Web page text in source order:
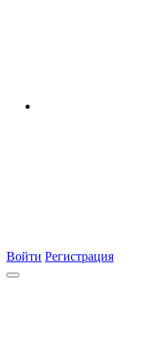
Войти Регистрация